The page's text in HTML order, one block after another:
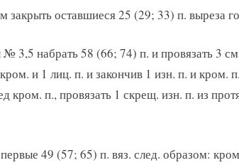
закрыть оставшиеся 25 (29; 33) п. выреза
3,5 набрать 58 (66; 74) п. и провязать 3
и 1 лиц. п. и закончив 1 изн. п. и кром.
кром. п., провязать 1 скрещ. изн. п. из
49 (57; 65) п. вяз. след. образом: